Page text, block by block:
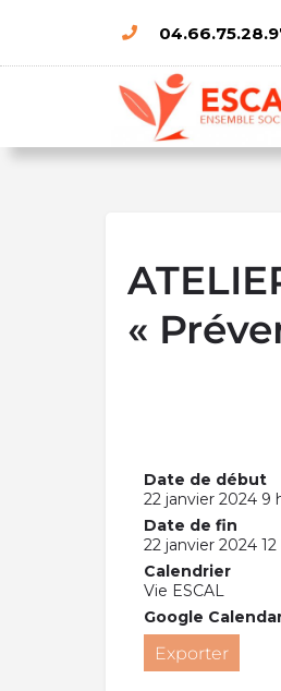
«
Date de début
22 janvier 2024 9
Date de fin
22 janvier 2024
Calendrier
Vie ESCAL
Google
Exporter